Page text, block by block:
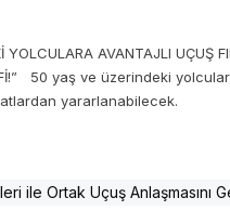
YOLCULARA AVANTAJLI UÇUŞ
50 yaş ve üzerindeki
yararlanabilecek.